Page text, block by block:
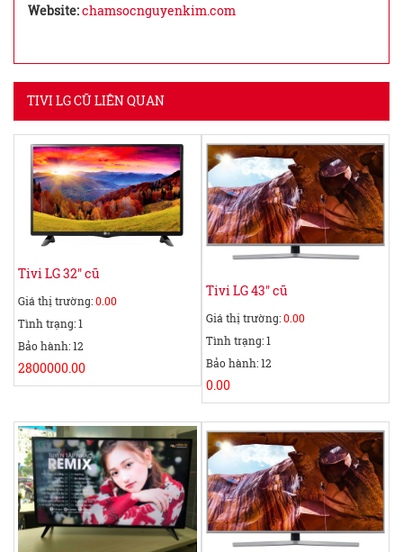
Website:chamsocnguyenkim.com
TIVI LG CŨ LIÊN QUAN
Tivi LG 32" cũ
Giá thị trường:0.00
Tình trạng: 1
Bảo hành: 12
2800000.00
Tivi LG 43" cũ
Giá thị trường:0.00
Tình trạng: 1
Bảo hành: 12
0.00